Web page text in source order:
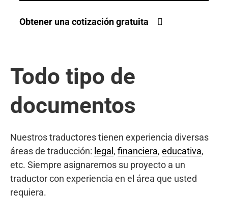
Obtener una cotización gratuita
Todo tipo de
documentos
Nuestros traductores tienen experiencia diversas
áreas de traducción: legal , financiera, educativa,
etc. Siempre asignaremos su proyecto a un
traductor con experiencia en el área que usted
requiera.